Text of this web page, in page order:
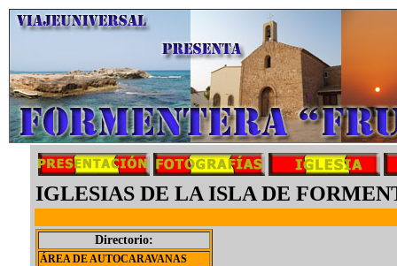
IGLESIAS DE LA ISLA DE
Directorio:
ÁREA DE AUTOCARAVANAS